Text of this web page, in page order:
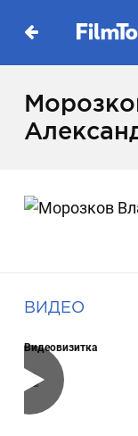
ВИДЕО
Видеовизитка